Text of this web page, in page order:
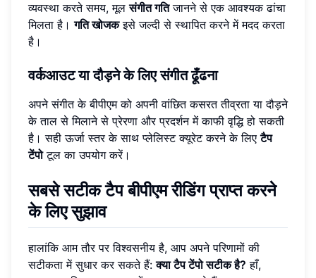
व्यवस्था करते समय, मूलसंगीत गतिजानने से एक आवश्यक ढांचा
मिलता है।गति खोजकइसे जल्दी से स्थापित करने में मदद करता
है।
वर्कआउट या दौड़ने के लिए संगीत ढूँढना
अपने संगीत के बीपीएम को अपनी वांछित कसरत तीव्रता या दौड़ने
के ताल से मिलाने से प्रेरणा और प्रदर्शन में काफी वृद्धि हो सकती
है। सही ऊर्जा स्तर के साथ प्लेलिस्ट क्यूरेट करने के लिएटैप
टेंपोटूल का उपयोग करें।
सबसे सटीक टैप बीपीएम रीडिंग प्राप्त करने
के लिए सुझाव
हालांकि आम तौर पर विश्वसनीय है, आप अपने परिणामों की
सटीकता में सुधार कर सकते हैं:क्या टैप टेंपो सटीक है? हाँ,